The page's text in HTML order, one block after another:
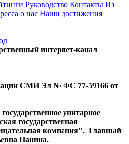
Руководство Контакты Из
о нас Наши достижения
интернет-канал
СМИ Эл № ФС 77-59166 от
унитарное
государственная
компания". Главный
Панина.